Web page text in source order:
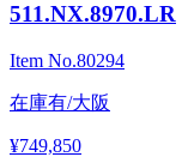
511.NX.8970.LR
Item No.80294
在庫有/大阪
¥749,850